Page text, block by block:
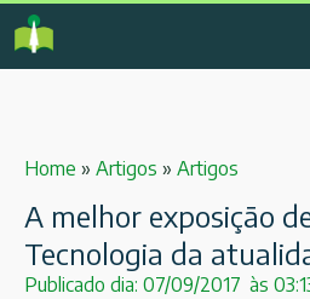
Home » Artigos » Artigos
A melhor exposição
Tecnologia da
Publicado dia: 07/09/2017 às